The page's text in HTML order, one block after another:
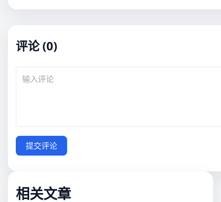
评论 (0)
提交评论
相关文章